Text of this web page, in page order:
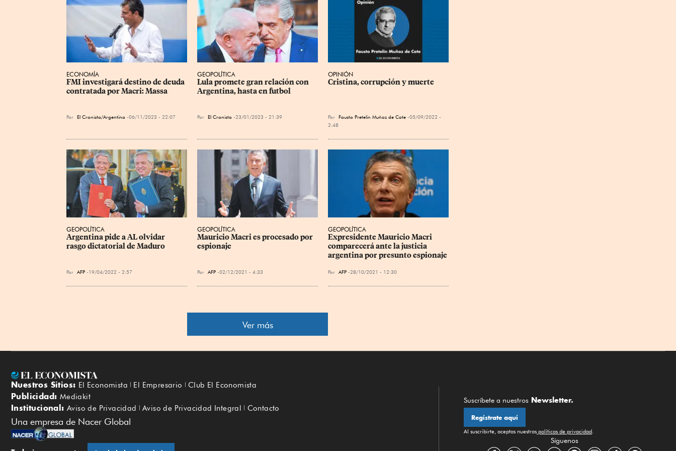
ECONOMÍA
FMI investigará destino de deuda
contratada por Macri: Massa
Por El Cronista/Argentina 06/11/2023 - 22:07
GEOPOLÍTICA
Lula promete gran relación con
Argentina, hasta en futbol
Por El Cronista 23/01/2023 - 21:39
OPINIÓN
Cristina, corrupción y muerte
Por Fausto Pretelin Muñoz de Cote 05/09/2022 -
2:48
GEOPOLÍTICA
Argentina pide a AL olvidar
rasgo dictatorial de Maduro
Por AFP 19/04/2022 - 2:57
GEOPOLÍTICA
Mauricio Macri es procesado por
espionaje
Por AFP 02/12/2021 - 4:33
GEOPOLÍTICA
Expresidente Mauricio Macri
comparecerá ante la justicia
argentina por presunto espionaje
Por AFP 28/10/2021 - 12:30
Ver más
Nuestros Sitios: El Economista El Empresario Club El Economista
Publicidad: Mediakit
Institucional: Aviso de Privacidad Aviso de Privacidad Integral Contacto
Una empresa de Nacer Global
Suscríbete a nuestros Newsletter.
Regístrate aquí
Al suscribirte, aceptas nuestras políticas de privacidad
Síguenos